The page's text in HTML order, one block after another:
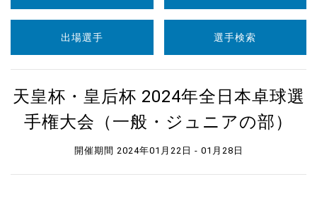
出場選手 選手検索
天皇杯・皇后杯 2024年全日本卓球選
手権大会（一般・ジュニアの部）
開催期間 2024年01月22日 - 01月28日